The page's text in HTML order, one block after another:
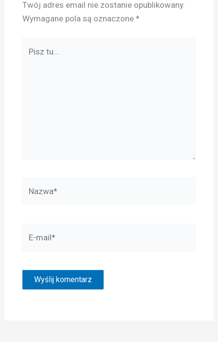
Twój adres email nie zostanie opublikowany.
Wymagane pola są oznaczone *
tu...